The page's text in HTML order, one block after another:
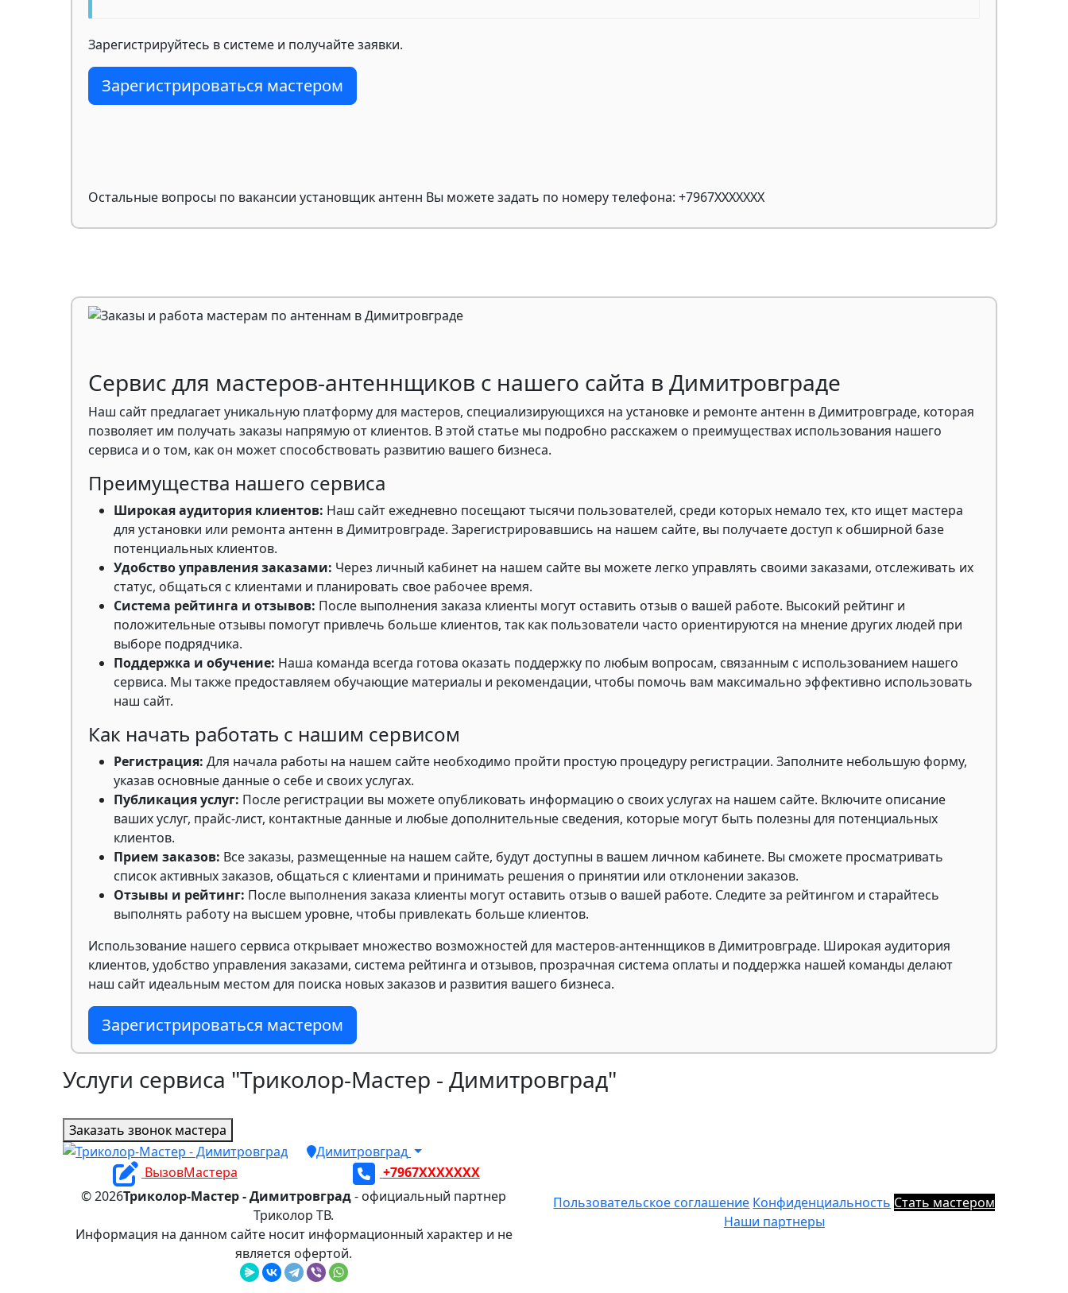
Зарегистрируйтесь в системе и получайте заявки.
Зарегистрироваться мастером
Остальные вопросы по вакансии установщик антенн Вы можете задать по номеру телефона: +7967XXXXXXX
Сервис для мастеров-антеннщиков с нашего сайта в Димитровграде
Наш сайт предлагает уникальную платформу для мастеров, специализирующихся на установке и ремонте антенн в Димитровграде, которая
позволяет им получать заказы напрямую от клиентов. В этой статье мы подробно расскажем о преимуществах использования нашего
сервиса и о том, как он может способствовать развитию вашего бизнеса.
Преимущества нашего сервиса
Широкая аудитория клиентов: Наш сайт ежедневно посещают тысячи пользователей, среди которых немало тех, кто ищет мастера
для установки или ремонта антенн в Димитровграде. Зарегистрировавшись на нашем сайте, вы получаете доступ к обширной базе
потенциальных клиентов.
Удобство управления заказами: Через личный кабинет на нашем сайте вы можете легко управлять своими заказами, отслеживать их
статус, общаться с клиентами и планировать свое рабочее время.
Система рейтинга и отзывов: После выполнения заказа клиенты могут оставить отзыв о вашей работе. Высокий рейтинг и
положительные отзывы помогут привлечь больше клиентов, так как пользователи часто ориентируются на мнение других людей при
выборе подрядчика.
Поддержка и обучение: Наша команда всегда готова оказать поддержку по любым вопросам, связанным с использованием нашего
сервиса. Мы также предоставляем обучающие материалы и рекомендации, чтобы помочь вам максимально эффективно использовать
наш сайт.
Как начать работать с нашим сервисом
Регистрация: Для начала работы на нашем сайте необходимо пройти простую процедуру регистрации. Заполните небольшую форму,
указав основные данные о себе и своих услугах.
Публикация услуг: После регистрации вы можете опубликовать информацию о своих услугах на нашем сайте. Включите описание
ваших услуг, прайс-лист, контактные данные и любые дополнительные сведения, которые могут быть полезны для потенциальных
клиентов.
Прием заказов: Все заказы, размещенные на нашем сайте, будут доступны в вашем личном кабинете. Вы сможете просматривать
список активных заказов, общаться с клиентами и принимать решения о принятии или отклонении заказов.
Отзывы и рейтинг: После выполнения заказа клиенты могут оставить отзыв о вашей работе. Следите за рейтингом и старайтесь
выполнять работу на высшем уровне, чтобы привлекать больше клиентов.
Использование нашего сервиса открывает множество возможностей для мастеров-антеннщиков в Димитровграде. Широкая аудитория
клиентов, удобство управления заказами, система рейтинга и отзывов, прозрачная система оплаты и поддержка нашей команды делают
наш сайт идеальным местом для поиска новых заказов и развития вашего бизнеса.
Зарегистрироваться мастером
Услуги сервиса "Триколор-Мастер - Димитровград"
Заказать звонок мастера
Димитровград
ВызовМастера
+7967XXXXXXX
© 2026Триколор-Мастер - Димитровград- официальный партнер
Триколор ТВ.
Информация на данном сайте носит информационный характер и не
является офертой.
Пользовательское соглашение Конфиденциальность Стать мастером
Наши партнеры